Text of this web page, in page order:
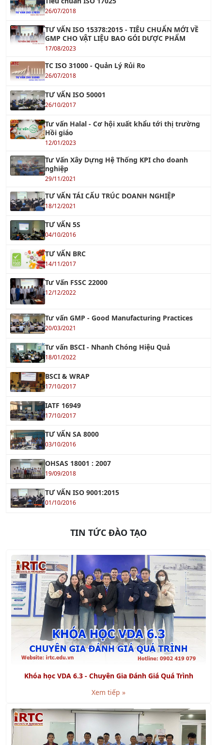
TƯ VẤN ISO 15378:2015 - TIÊU CHUẨN MỚI VỀ
GMP CHO VẬT LIỆU BAO GÓI DƯỢC PHẨM
17/08/2023
TC ISO 31000 - Quản Lý Rủi Ro
26/07/2018
TƯ VẤN ISO 50001
26/10/2017
Tư vấn Halal - Cơ hội xuất khẩu tới thị trường
Hồi giáo
Tư Vấn Xây Dựng Hệ Thống KPI cho doanh
nghiệp
TƯ VẤN TÁI CẤU TRÚC DOANH NGHIỆP
18/12/2021
TƯ VẤN 5S
04/10/2016
TƯ VẤN BRC
14/11/2017
Tư Vấn FSSC 22000
12/12/2022
Tư vấn GMP - Good Manufacturing Practices
Tư vấn BSCI - Nhanh Chóng Hiệu Quả
BSCI & WRAP
17/10/2017
IATF 16949
17/10/2017
TƯ VẤN SA 8000
03/10/2016
OHSAS 18001 : 2007
19/09/2018
TƯ VẤN ISO 9001:2015
01/10/2016
TIN TỨC ĐÀO TẠO
Khóa học VDA 6.3 - Chuyên Gia Đánh Giá Quá Trình